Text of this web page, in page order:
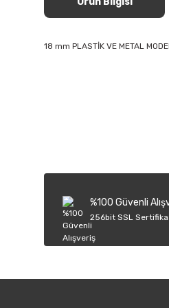
18 mm PLASTİK VE METAL
Ürün fiyatı diğer sitelerden
Bu ürüne benzer farklı
%100 Güvenli
256bit SSL